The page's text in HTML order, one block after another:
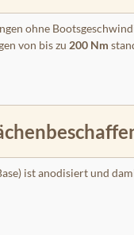
ohne
von bis zu 200 Nm
ist anodisiert und